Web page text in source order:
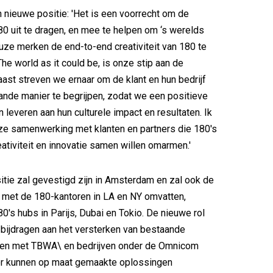
nieuwe positie: 'Het is een voorrecht om de
uit te dragen, en mee te helpen om ‘s werelds
merken de end-to-end creativiteit van 180 te
world as it could be, is onze stip aan de
streven we ernaar om de klant en hun bedrijf
manier te begrijpen, zodat we een positieve
leveren aan hun culturele impact en resultaten. Ik
samenwerking met klanten en partners die 180's
en innovatie samen willen omarmen.'
zal gevestigd zijn in Amsterdam en zal ook de
de 180-kantoren in LA en NY omvatten,
hubs in Parijs, Dubai en Tokio. De nieuwe rol
aan het versterken van bestaande
met TBWA\ en bedrijven onder de Omnicom
kunnen op maat gemaakte oplossingen